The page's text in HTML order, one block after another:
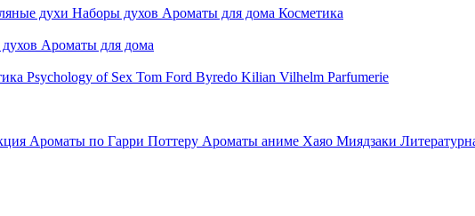
духи Наборы духов Ароматы для дома Косметика
Ароматы для дома
Psychology of Sex Tom Ford Byredo Kilian Vilhelm Parfumerie
Ароматы по Гарри Поттеру Ароматы аниме Хаяо Миядзаки